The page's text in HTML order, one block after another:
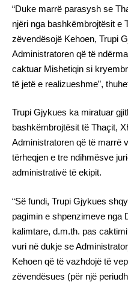
“Duke marrë parasysh se
njëri nga bashkëmbrojtësit e
zëvendësojë Kehoen, Trupi
Administratoren që të
caktuar Mishetiqin si
të jetë e realizueshme”,
Trupi Gjykues ka miratuar
bashkëmbrojtësit të Thaçit,
Administratoren që të marrë
tërheqjen e tre ndihmësve
administrativë të ekipit.
“Së fundi, Trupi Gjykues
pagimin e shpenzimeve nga
kalimtare, d.m.th. pas
vuri në dukje se
Kehoen që të vazhdojë të
zëvendësues (për një